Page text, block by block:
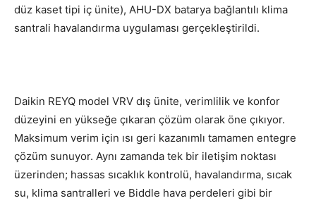
düz kaset tipi iç ünite), AHU-DX batarya bağlantılı klima
santrali havalandırma uygulaması gerçekleştirildi.
Daikin REYQ model VRV dış ünite, verimlilik ve konfor
düzeyini en yükseğe çıkaran çözüm olarak öne çıkıyor.
Maksimum verim için ısı geri kazanımlı tamamen entegre
çözüm sunuyor. Aynı zamanda tek bir iletişim noktası
üzerinden; hassas sıcaklık kontrolü, havalandırma, sıcak
su, klima santralleri ve Biddle hava perdeleri gibi bir